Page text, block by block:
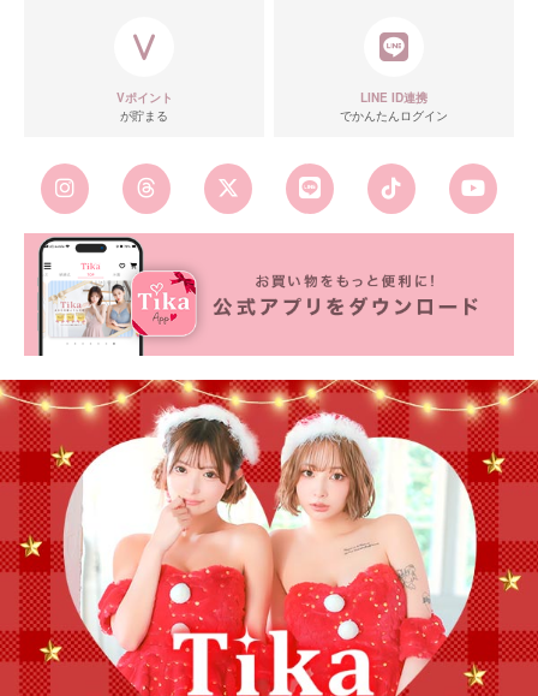
■注意事項
Vポイント
が貯まる
LINE ID連携
でかんたんログイン